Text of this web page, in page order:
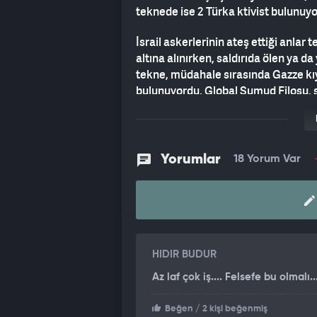
teknede ise 2 Türka ktivist
İsrail askerlerinin ateş ettiği anlar
altına alınırken, saldırıda ölen ya
tekne, müdahale sırasında Gazze
bulunuyordu. Global Sumud
üzerinden yayınlanan canlı
yaklaştığı görüldü. Teknede
kaldırdığı anlar dikkat çekti. İsrail
kısa süre sonra kesildi. Yayının
İsrail tarafından durdurulduğuna
Yorumlar 18 Yorum Var
HIDIR BUDUR
Az laf çok iş.... Felsefe bu
Beğen / 2 kişi beğenmiş